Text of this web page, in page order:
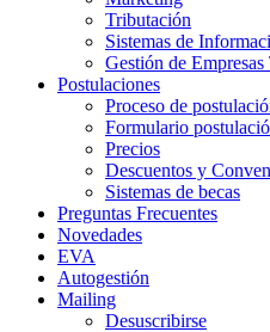
Tributación
Sistemas de
Gestión de
Postulaciones
Proceso de
Formulario
Precios
Descuentos y
Sistemas de becas
Preguntas Frecuentes
Novedades
EVA
Autogestión
Mailing
Desuscribirse